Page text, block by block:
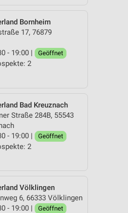
Bornheim
17, 76879
- 19:00 |
Geöffnet
2
Bad Kreuznach
Straße 284B, 55543
- 19:00 |
Geöffnet
2
Völklingen
6, 66333 Völklingen
- 19:00 |
Geöffnet